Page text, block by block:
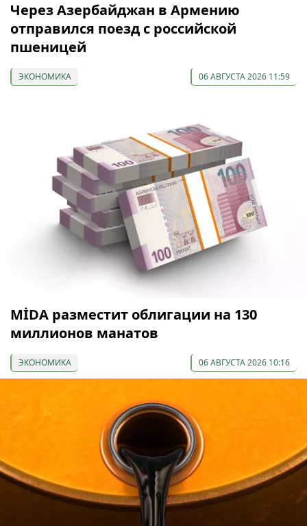
Через Азербайджан в Армению
отправился поезд с российской
пшеницей
ЭКОНОМИКА 06 АВГУСТА 2026 11:59
МİDA разместит облигации на 130
миллионов манатов
ЭКОНОМИКА 06 АВГУСТА 2026 10:16